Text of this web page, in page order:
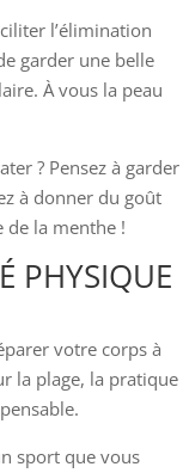
l’élimination
garder une belle
À vous la peau
? Pensez à garder
à donner du goût
de la menthe !
PHYSIQUE
votre corps à
la plage, la pratique
sport que vous